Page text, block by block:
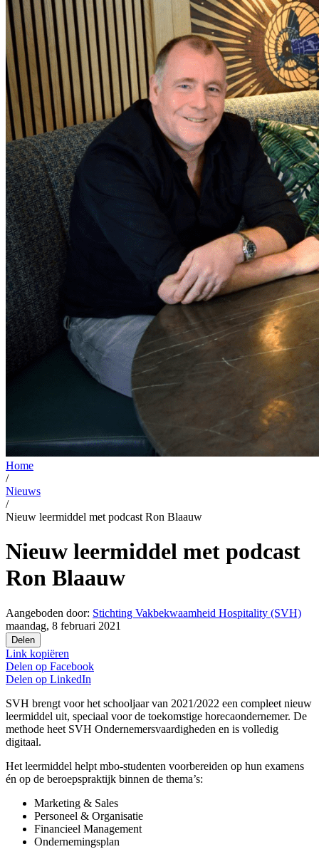
Home
/
Nieuws
/
Nieuw leermiddel met podcast Ron Blaauw
Nieuw leermiddel met podcast
Ron Blaauw
Aangeboden door: Stichting Vakbekwaamheid Hospitality (SVH)
maandag, 8 februari 2021
Delen
Link kopiëren
Delen op Facebook
Delen op LinkedIn
SVH brengt voor het schooljaar van 2021/2022 een compleet nieuw
leermiddel uit, speciaal voor de toekomstige horecaondernemer. De
methode heet SVH Ondernemersvaardigheden en is volledig
digitaal.
Het leermiddel helpt mbo-studenten voorbereiden op hun examens
én op de beroepspraktijk binnen de thema’s:
Marketing & Sales
Personeel & Organisatie
Financieel Management
Ondernemingsplan